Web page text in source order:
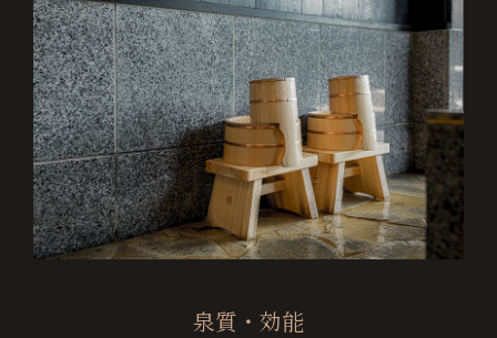
ご
予
約
変
更
ご
予
約
泉質・効能